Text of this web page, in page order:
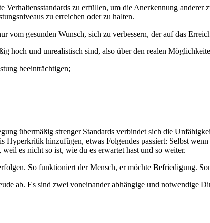
zu erfüllen, um die Anerkennung
zu erreichen oder zu halten.
vom gesunden Wunsch, sich zu verbessern, der auf das
hoch und unrealistisch sind, also über den realen
beeinträchtigen;
übermäßig strenger Standards verbindet sich die
hinzufügen, etwas Folgendes passiert: Selbst
es nicht so ist, wie du es erwartet hast und so weiter.
So funktioniert der Mensch, er möchte Befriedigung.
ab. Es sind zwei voneinander abhängige und notwendige